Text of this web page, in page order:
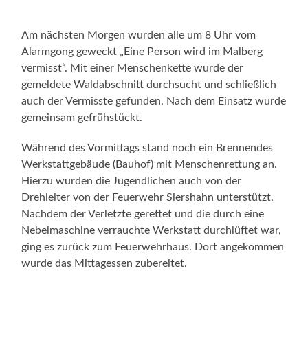
Am nächsten Morgen wurden alle um 8 Uhr vom
Alarmgong geweckt „Eine Person wird im Malberg
vermisst“. Mit einer Menschenkette wurde der
gemeldete Waldabschnitt durchsucht und schließlich
auch der Vermisste gefunden. Nach dem Einsatz wurde
gemeinsam gefrühstückt.
Während des Vormittags stand noch ein Brennendes
Werkstattgebäude (Bauhof) mit Menschenrettung an.
Hierzu wurden die Jugendlichen auch von der
Drehleiter von der Feuerwehr Siershahn unterstützt.
Nachdem der Verletzte gerettet und die durch eine
Nebelmaschine verrauchte Werkstatt durchlüftet war,
ging es zurück zum Feuerwehrhaus. Dort angekommen
wurde das Mittagessen zubereitet.